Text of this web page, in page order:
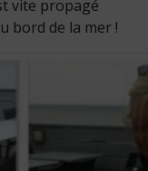
vite propagé
bord de la mer !